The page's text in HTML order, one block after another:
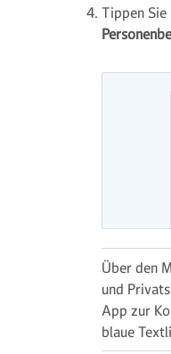
Tippen Sie
Über den
und
App zur
blaue